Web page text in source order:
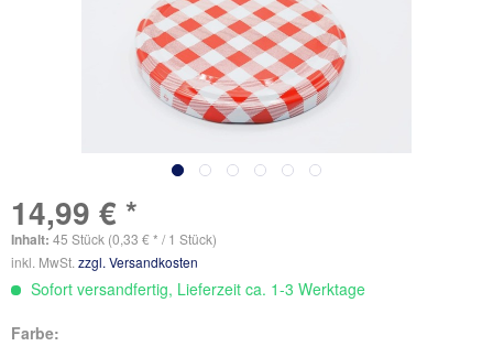
14,99 € *
Inhalt: 45 Stück (0,33 € * / 1 Stück)
inkl. MwSt. zzgl. Versandkosten
Sofort versandfertig, Lieferzeit ca. 1-3 Werktage
Farbe: